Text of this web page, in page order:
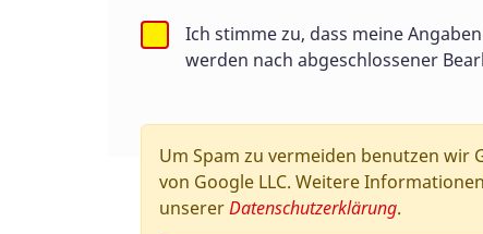
Andere Daten werden
erfasst. Das sind vor allem
Seitenaufrufs). Die Erfassung
Ein Teil der Daten wird
können zur Analyse Ihres
Ich stimme zu, dass meine
werden nach abgeschlossener
Um Spam zu vermeiden benutzen wir
von Google LLC. Weitere
unsererDatenschutzerklärung.